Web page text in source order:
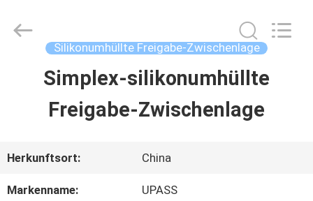
HAUSE
PRODUKTE
Technology
(Shanghai)
Silikonumhüllte Freigabe-Zwischenlage
Simplex-silikonumhüllte
Freigabe-Zwischenlage
Herkunftsort: China
Markenname: UPASS